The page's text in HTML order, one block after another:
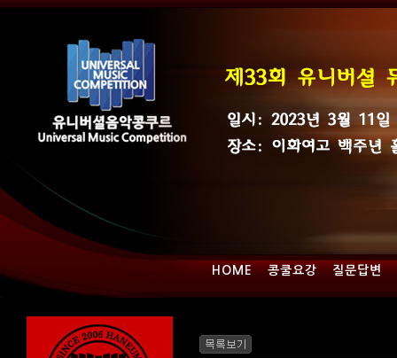
HOME 콩쿨요강 질문답변